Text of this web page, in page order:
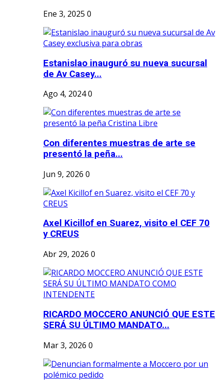
Ene 3, 2025 0
Estanislao inauguró su nueva sucursal
de Av Casey...
Ago 4, 20240
Con diferentes muestras de arte se
presentó la peña...
Jun 9, 2026 0
Axel Kicillof en Suarez, visito el CEF 70
y CREUS
Abr 29, 2026 0
RICARDO MOCCERO ANUNCIÓ QUE ESTE
SERÁ SU ÚLTIMO MANDATO...
Mar 3, 2026 0